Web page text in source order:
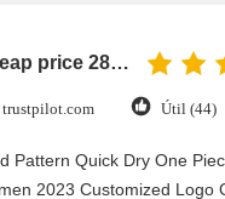
Cheap price 28mm Aluminium Curtain Rod 1.2mm thickness with plastic final
trustpilot.com Útil (44)
Pattern Quick Dry One
2023 Customized Logo